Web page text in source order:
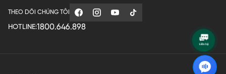
THEO DÕI CHÚNG TÔI
HOTLINE:1800.646.898